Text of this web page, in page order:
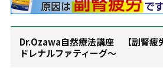
Dr.Ozawa自然療法講座 【副腎疲
ドレナルファティーグ〜